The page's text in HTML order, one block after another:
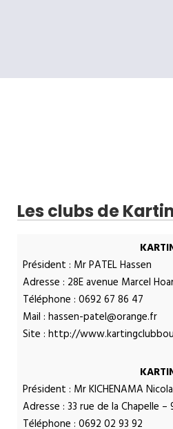
Les clubs de
Président : Mr PATEL Hassen
Adresse : 28E avenue Marcel
Téléphone : 0692 67 86 47
Mail : hassen-patel@orange.fr
Site : http://
Président : Mr KICHENAMA
Adresse : 33 rue de la Chapelle
Téléphone : 0692 02 93 92